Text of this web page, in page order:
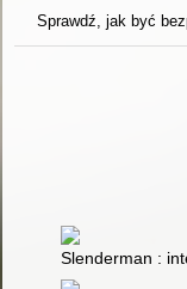
Sprawdź, jak być
Slenderman :